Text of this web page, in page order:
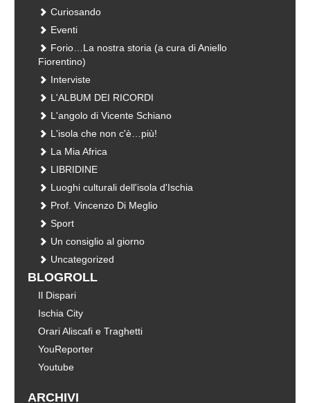
Curiosando
Eventi
Forio…La nostra storia (a cura di Aniello
Fiorentino)
Interviste
L'ALBUM DEI RICORDI
L'angolo di Vicente Schiano
L'isola che non c'è…più!
La Mia Africa
LIBRIDINE
Luoghi culturali dell'isola d'Ischia
Prof. Vincenzo Di Meglio
Sport
Un consiglio al giorno
Uncategorized
BLOGROLL
Il Dispari
Ischia City
Orari Aliscafi e Traghetti
YouReporter
Youtube
ARCHIVI